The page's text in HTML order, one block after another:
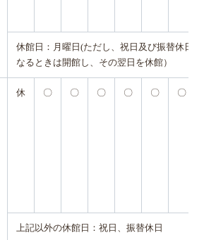
休館日：月曜日(ただし、祝日及び振替休日
なるときは開館し、その翌日を休館）
休 〇 〇 〇 〇 〇 〇
上記以外の休館日：祝日、振替休日